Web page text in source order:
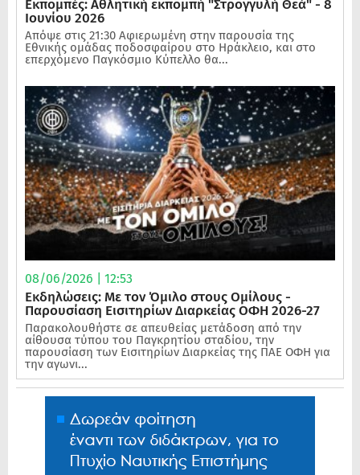
Εκπομπές: Αθλητική εκπομπή "Στρογγυλή Θεά" - 8
Ιουνίου 2026
Απόψε στις 21:30 Αφιερωμένη στην παρουσία της
Εθνικής ομάδας ποδοσφαίρου στο Ηράκλειο, και στο
επερχόμενο Παγκόσμιο Κύπελλο θα...
08/06/2026 | 12:53
Εκδηλώσεις: Με τον Όμιλο στους Ομίλους -
Παρουσίαση Εισιτηρίων Διαρκείας ΟΦΗ 2026-27
Παρακολουθήστε σε απευθείας μετάδοση από την
αίθουσα τύπου του Παγκρητίου σταδίου, την
παρουσίαση των Εισιτηρίων Διαρκείας της ΠΑΕ ΟΦΗ για
την αγωνι...